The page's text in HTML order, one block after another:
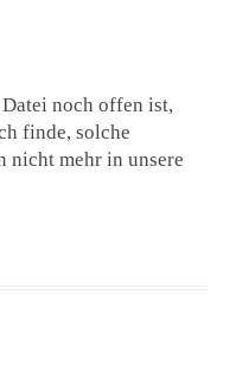
noch offen ist,
finde, solche
nicht mehr in unsere